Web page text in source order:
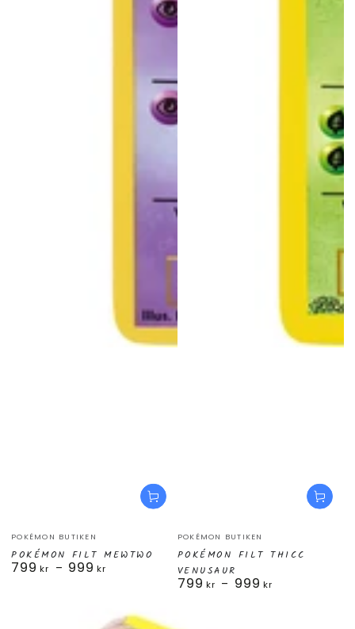
Säljare:
POKÉMON BUTIKEN
POKÉMON FILT MEWTWO
Ordinarie
799 kr 999 kr
Säljare:
POKÉMON BUTIKEN
POKÉMON FILT THICC
VENUSAUR
Ordinarie
799 kr 999 kr